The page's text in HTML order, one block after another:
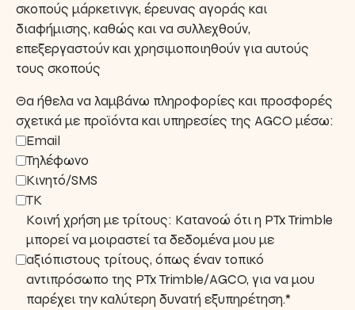
σκοπούς μάρκετινγκ, έρευνας αγοράς και
διαφήμισης, καθώς και να συλλεχθούν,
επεξεργαστούν και χρησιμοποιηθούν για αυτούς
τους σκοπούς
Θα ήθελα να λαμβάνω πληροφορίες και προσφορές
σχετικά με προϊόντα και υπηρεσίες της AGCO μέσω:
Email
Τηλέφωνο
Κινητό/SMS
ΤΚ
Κοινή χρήση με τρίτους: Κατανοώ ότι η PTx Trimble
μπορεί να μοιραστεί τα δεδομένα μου με
αξιόπιστους τρίτους, όπως έναν τοπικό
αντιπρόσωπο της PTx Trimble/AGCO, για να μου
παρέχει την καλύτερη δυνατή εξυπηρέτηση.*